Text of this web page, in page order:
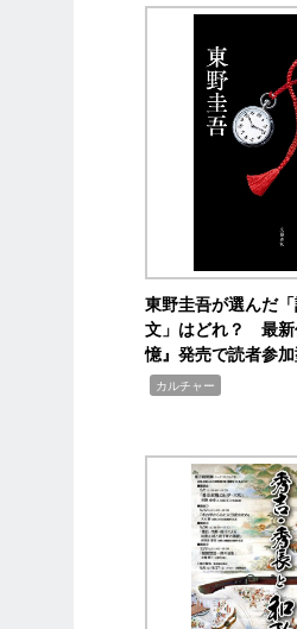
東野圭吾が選んだ
文」はどれ？ 最新
憶』発売で読者参
カルチャー